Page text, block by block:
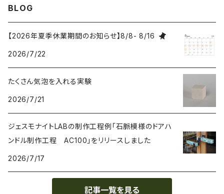
カップ Cup
BLOG
【2026年夏季休業期間のお知らせ】8/8- 8/16
2026/7/22
たくさん気泡を入れる実験
2026/7/21
ジェスモナイトLABの制作工程例「石脈模様のドアハ
ンドル制作工程 AC100」をリリースしました
2026/7/17
記事一覧を見る